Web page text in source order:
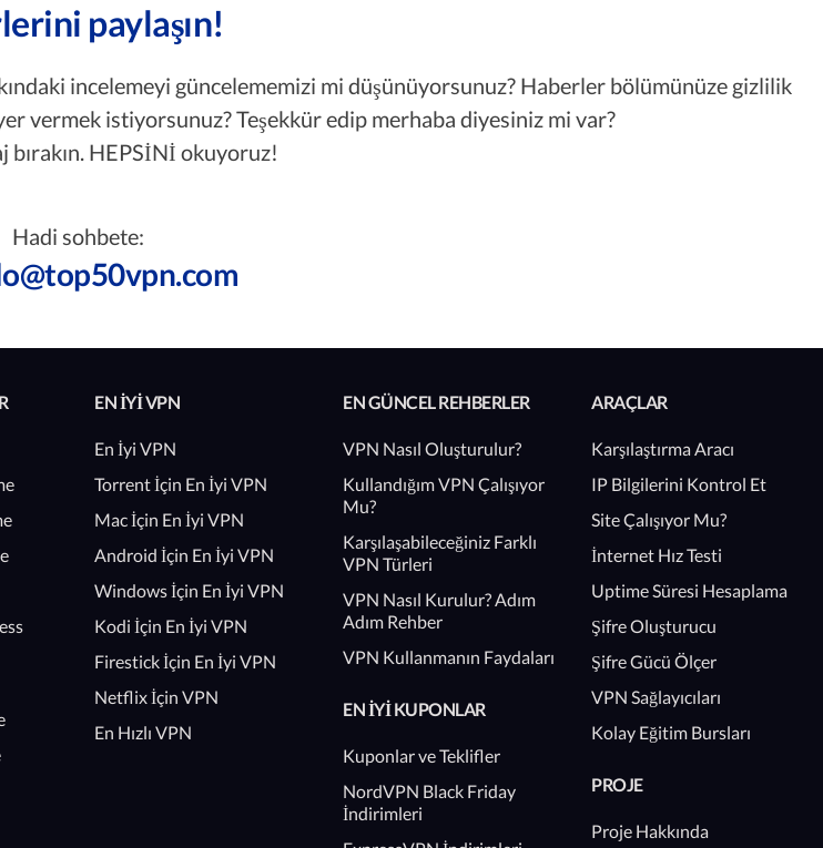
paylaşın!
incelemeyi güncelememizi mi düşünüyorsunuz? Haberler bölümünüze gizlilik
vermek istiyorsunuz? Teşekkür edip merhaba diyesiniz mi var?
bırakın. HEPSİNİ okuyoruz!
Hadi sohbete:
EN İYI VPN
En İyi VPN
Torrent İçin En İyi VPN
Mac İçin En İyi VPN
Android İçin En İyi VPN
Windows İçin En İyi VPN
Kodi İçin En İyi VPN
Firestick İçin En İyi VPN
Netflix İçin VPN
En Hızlı VPN
EN GÜNCEL REHBERLER
VPN Nasıl Oluşturulur?
Kullandığım VPN Çalışıyor
Mu?
Karşılaşabileceğiniz Farklı
VPN Türleri
VPN Nasıl Kurulur? Adım
Adım Rehber
VPN Kullanmanın Faydaları
EN İYI KUPONLAR
Kuponlar ve Teklifler
NordVPN Black Friday
İndirimleri
ARAÇLAR
Karşılaştırma Aracı
IP Bilgilerini Kontrol Et
Site Çalışıyor Mu?
İnternet Hız Testi
Uptime Süresi Hesaplama
Şifre Oluşturucu
Şifre Gücü Ölçer
VPN Sağlayıcıları
Kolay Eğitim Bursları
PROJE
Proje Hakkında